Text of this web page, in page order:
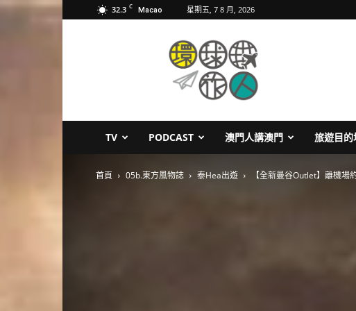
32.3 C Macao 星期五, 7 8 月, 2026
TV PODCAST 澳門人講澳門 旅遊目的
首頁 05b.東方風物誌 泰Hea出遊 【全新曼谷Outlet】離機